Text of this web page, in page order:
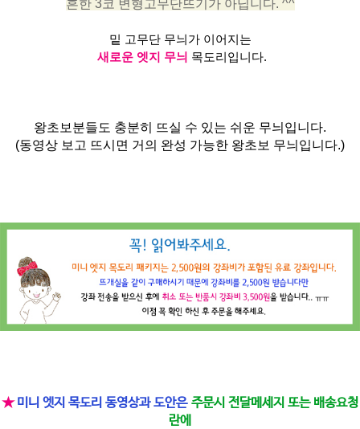
흔한 3코 변형고무단뜨기가 아닙니다. ^^
밑 고무단 무늬가 이어지는
새로운 엣지 무늬 목도리입니다.
왕초보분들도 충분히 뜨실 수 있는 쉬운 무늬입니다.
(동영상 보고 뜨시면 거의 완성 가능한 왕초보 무늬입니다.)
★미니 엣지 목도리 동영상과 도안은 주문시 전달메세지 또는 배송요청
란에